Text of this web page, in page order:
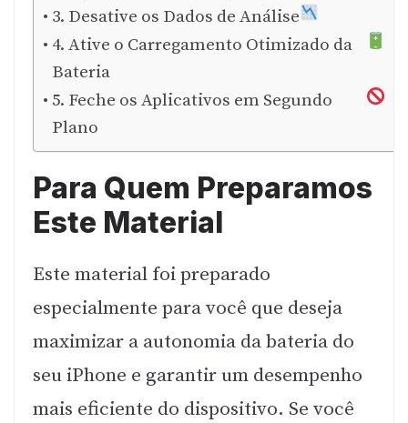
3. Desative os Dados de Análise
4. Ative o Carregamento Otimizado da
Bateria
5. Feche os Aplicativos em Segundo
Plano
Para Quem Preparamos
Este Material
Este material foi preparado
especialmente para você que deseja
maximizar a autonomia da bateria do
seu iPhone e garantir um desempenho
mais eficiente do dispositivo. Se você